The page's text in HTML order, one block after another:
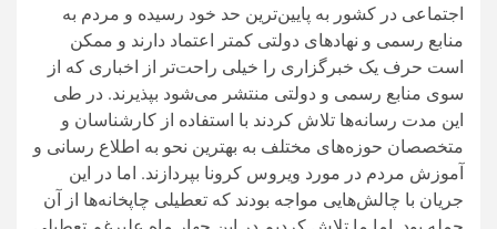
اجتماعی در کشور به پایین‌ترین حد خود رسیده و مردم به
منابع رسمی و نهادهای دولتی کمتر اعتماد دارند و ممکن
است حرف یک خبرگزاری را خیلی راحت‌تر از اخباری که از
سوی منابع رسمی و دولتی منتشر می‌شود بپذیرند. در طی
این مدت رسانه‌ها تلاش کردند با استفاده از کارشناسان و
متخصصان حوزه‌های مختلف به بهترین نحو به اطلاع رسانی و
آموزش مردم در مورد ویروس کرونا بپردازند. اما در این
جریان با چالش‌هایی مواجه بودند که تعطیلی چاپخانه‌ها از آن